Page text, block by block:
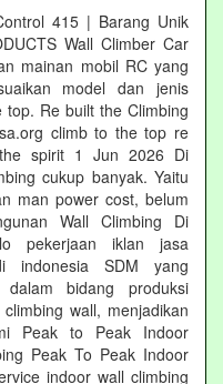
415 | Barang Unik
Wall Climber Car
mainan mobil RC yang
model dan jenis
Re built the Climbing
climb to the top re
spirit 1 Jun 2026 Di
cukup banyak. Yaitu
man power cost, belum
Wall Climbing Di
pekerjaan iklan jasa
indonesia SDM yang
dalam bidang produksi
wall, menjadikan
Peak to Peak Indoor
Peak To Peak Indoor
indoor wall climbing